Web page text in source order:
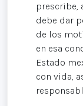
prescribe,
debe dar
de los
en esa
Estado
con vida,